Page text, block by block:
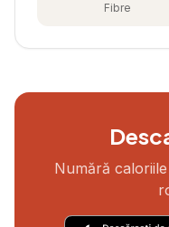
Fibre
Numără